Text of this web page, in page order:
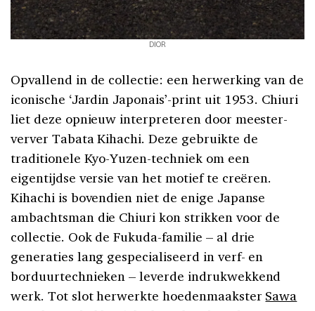
DIOR
Opvallend in de collectie: een herwerking van de
iconische ‘Jardin Japonais’-print uit 1953. Chiuri
liet deze opnieuw interpreteren door meester-
verver Tabata Kihachi. Deze gebruikte de
traditionele Kyo-Yuzen-techniek om een
eigentijdse versie van het motief te creëren.
Kihachi is bovendien niet de enige Japanse
ambachtsman die Chiuri kon strikken voor de
collectie. Ook de Fukuda-familie – al drie
generaties lang gespecialiseerd in verf- en
borduurtechnieken – leverde indrukwekkend
werk. Tot slot herwerkte hoedenmaakster Sawa